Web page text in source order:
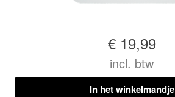
€ 19,99
incl. btw
In het winkelmandje